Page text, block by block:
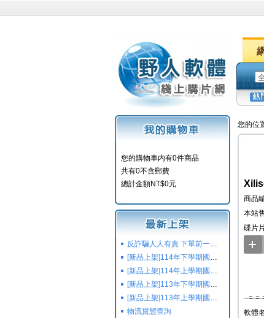
您的購物車内有0件商品
共有0不含郵費
總計金額NT$0元
反詐騙人人有責 下單前一定要注意
[新品上架]114年下學期國小國中高中命題光碟,校用卷,習作
[新品上架]114年上學期國小國中高中命題光碟,校用卷,習作
[新品上架]113年下學期國小國中高中命題光碟,校用卷,習作
[新品上架]113年上學期國小國中高中命題光碟,校用卷,習作
物流貨態查詢
您的位
商品
本站
碟片
--=-=-
軟體